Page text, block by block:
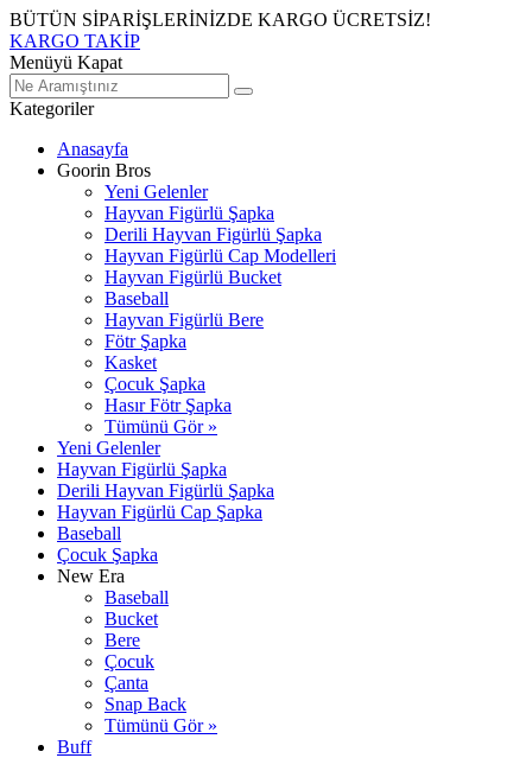
BÜTÜN SİPARİŞLERİNİZDE KARGO ÜCRETSİZ!
KARGO TAKİP
Menüyü Kapat
Kategoriler
Anasayfa
Goorin Bros
Yeni Gelenler
Hayvan Figürlü Şapka
Derili Hayvan Figürlü Şapka
Hayvan Figürlü Cap Modelleri
Hayvan Figürlü Bucket
Baseball
Hayvan Figürlü Bere
Fötr Şapka
Kasket
Çocuk Şapka
Hasır Fötr Şapka
Tümünü Gör »
Yeni Gelenler
Hayvan Figürlü Şapka
Derili Hayvan Figürlü Şapka
Hayvan Figürlü Cap Şapka
Baseball
Çocuk Şapka
New Era
Baseball
Bucket
Bere
Çocuk
Çanta
Snap Back
Tümünü Gör »
Buff